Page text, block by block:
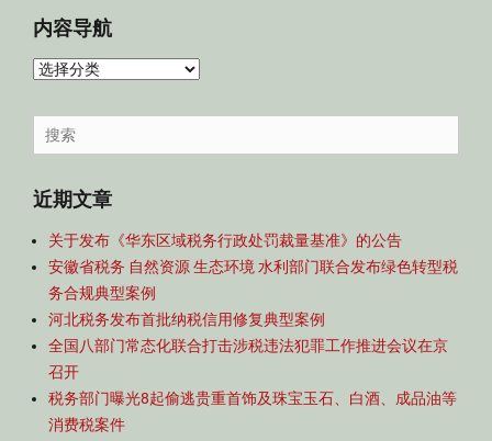
内容导航
内
导
航
Search
for:
近期文章
关于发布《华东区域税务行政处罚裁量基准》的公告
安徽省税务 自然资源 生态环境 水利部门联合发布绿色转型税
务合规典型案例
河北税务发布首批纳税信用修复典型案例
全国八部门常态化联合打击涉税违法犯罪工作推进会议在京
召开
税务部门曝光8起偷逃贵重首饰及珠宝玉石、白酒、成品油等
消费税案件